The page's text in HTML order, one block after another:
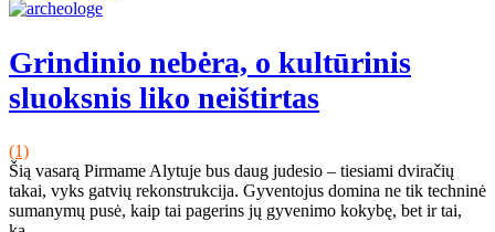
Grindinio nebėra, o kultūrinis
sluoksnis liko neištirtas
(1)
Šią vasarą Pirmame Alytuje bus daug judesio – tiesiami dviračių
takai, vyks gatvių rekonstrukcija. Gyventojus domina ne tik techninė
sumanymų pusė, kaip tai pagerins jų gyvenimo kokybę, bet ir tai,